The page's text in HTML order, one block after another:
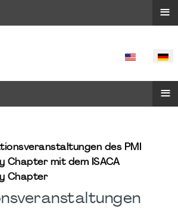
SPRACHE
≡
des PMI
Chapter mit dem ISACA
Chapter
≡